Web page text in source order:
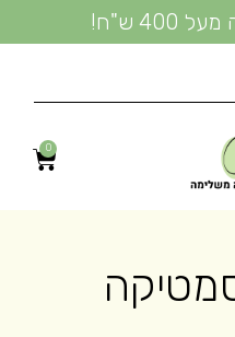
ש"ח!
0